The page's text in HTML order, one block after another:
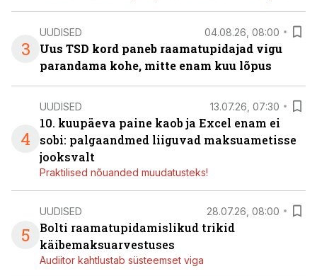
3
UUDISED 04.08.26, 08:00
Uus TSD kord paneb raamatupidajad vigu
parandama kohe, mitte enam kuu lõpus
4
UUDISED 13.07.26, 07:30
10. kuupäeva paine kaob ja Excel enam ei
sobi: palgaandmed liiguvad maksuametisse
jooksvalt
Praktilised nõuanded muudatusteks!
5
UUDISED 28.07.26, 08:00
Bolti raamatupidamislikud trikid
käibemaksuarvestuses
Audiitor kahtlustab süsteemset viga